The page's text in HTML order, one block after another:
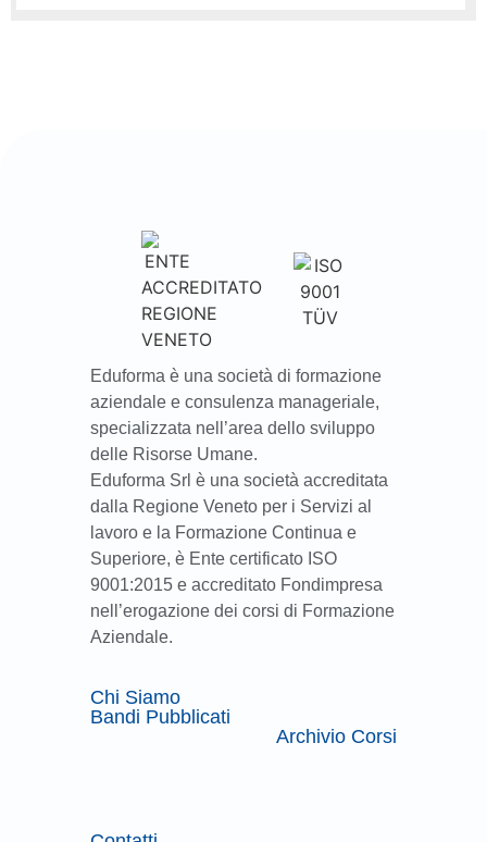
Eduforma è una società di formazione
aziendale e consulenza manageriale,
specializzata nell’area dello sviluppo
delle Risorse Umane.
Eduforma Srl è una società accreditata
dalla Regione Veneto per i Servizi al
lavoro e la Formazione Continua e
Superiore, è Ente certificato ISO
9001:2015 e accreditato Fondimpresa
nell’erogazione dei corsi di Formazione
Aziendale.
Chi Siamo
Bandi Pubblicati
Archivio Corsi